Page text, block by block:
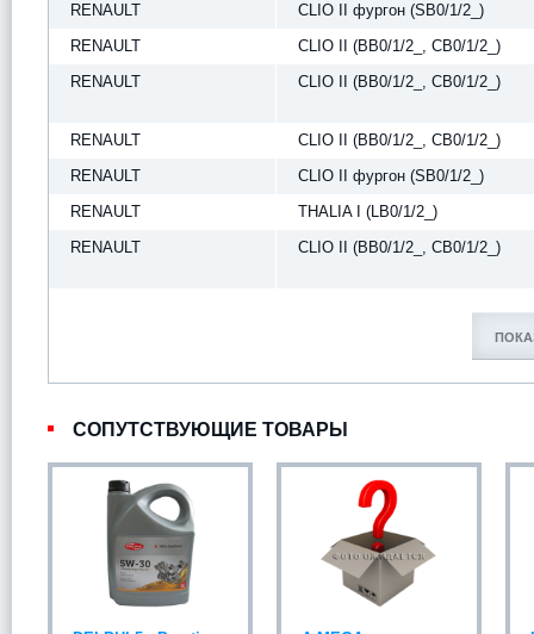
RENAULT
CLIO II фургон (SB0/1/2_)
RENAULT
CLIO II (BB0/1/2_, CB0/1/2_)
RENAULT
CLIO II (BB0/1/2_, CB0/1/2_)
RENAULT
CLIO II (BB0/1/2_, CB0/1/2_)
RENAULT
CLIO II фургон (SB0/1/2_)
RENAULT
THALIA I (LB0/1/2_)
RENAULT
CLIO II (BB0/1/2_, CB0/1/2_)
СОПУТСТВУЮЩИЕ ТОВАРЫ